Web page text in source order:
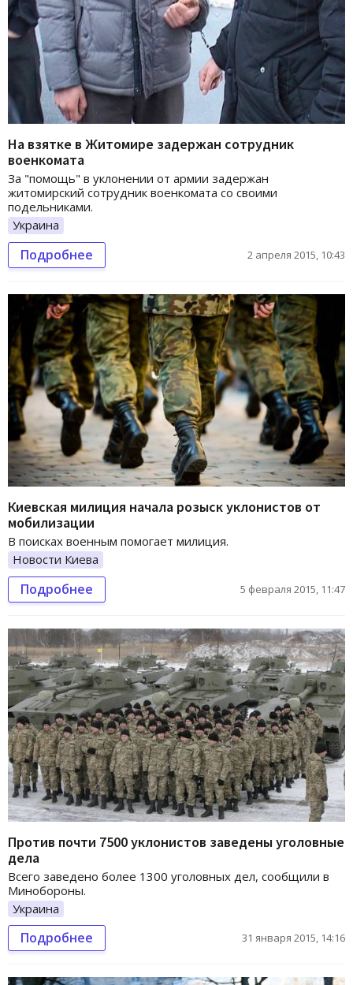
На взятке в Житомире задержан сотрудник
военкомата
За "помощь" в уклонении от армии задержан
житомирский сотрудник военкомата со своими
подельниками.
Украина
Подробнее 2 апреля 2015, 10:43
Киевская милиция начала розыск уклонистов от
мобилизации
В поисках военным помогает милиция.
Новости Киева
Подробнее 5 февраля 2015, 11:47
Против почти 7500 уклонистов заведены уголовные
дела
Всего заведено более 1300 уголовных дел, сообщили в
Минобороны.
Украина
Подробнее 31 января 2015, 14:16